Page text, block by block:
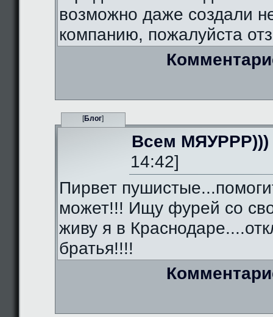
возможно даже создали
компанию, пожалуйста
[Блог]
Всем МЯУРРР)))
14:42]
Пирвет
может!!! Ищу фурей со
живу я в
братья!!!!